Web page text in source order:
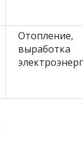
Отопление,
выработка